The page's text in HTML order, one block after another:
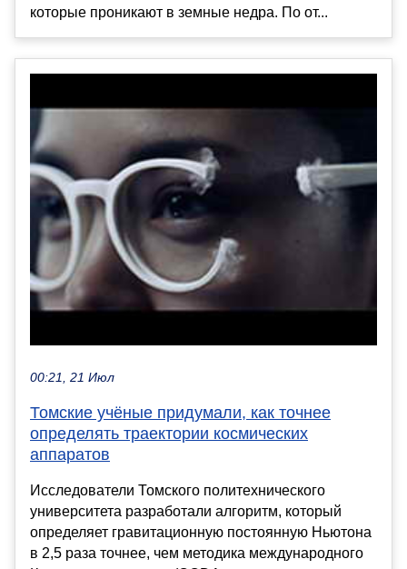
которые проникают в земные недра. По от...
00:21, 21 Июл
Томские учёные придумали, как точнее
определять траектории космических
аппаратов
Исследователи Томского политехнического
университета разработали алгоритм, который
определяет гравитационную постоянную Ньютона
в 2,5 раза точнее, чем методика международного